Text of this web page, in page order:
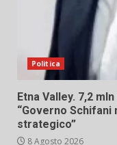
Politica
Etna Valley. 7,2
“Governo
strategico”
8 Agosto 2026